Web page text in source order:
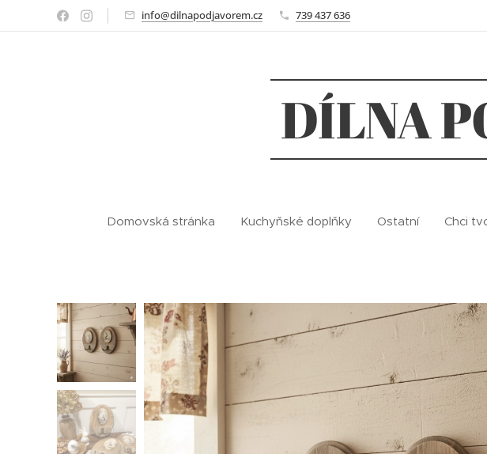
info@dilnapodjavorem.cz 739 437 636
DÍLNA
Domovská stránka Kuchyňské doplňky Ostatní Chci